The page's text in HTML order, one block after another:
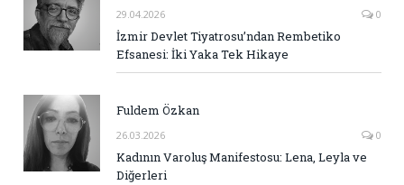
29.04.2026 0
İzmir Devlet Tiyatrosu’ndan Rembetiko
Efsanesi: İki Yaka Tek Hikaye
Fuldem Özkan
26.03.2026 0
Kadının Varoluş Manifestosu: Lena, Leyla ve
Diğerleri